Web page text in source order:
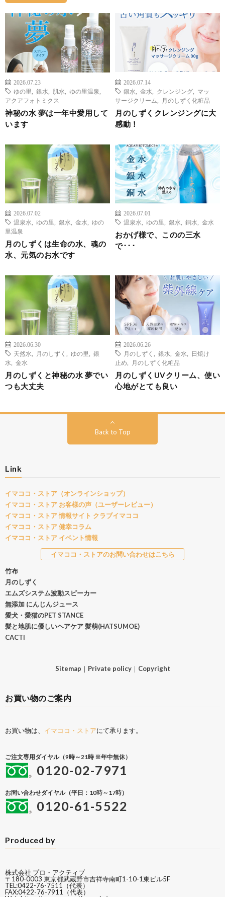
2026.07.23
ゆの里
銀水 肌水 ゆの里温泉
アクアフォトミクス
神秘の水 夢は一年中愛用して
います
2026.07.14
銀水
金水 クレンジング
マッ
サージクリーム
月のしずく化粧品
月のしずくクレンジングに大
感動！
2026.07.02
温泉水
ゆの里 銀水 金水
ゆの
里温泉
月のしずくは生命の水、魂の
水、元気のお水です
2026.07.01
温泉水
ゆの里 銀水 銅水 金水
おかげ様で、このの三水
で･･･
2026.06.30
天然水
月のしずく ゆの里
銀
水
金水
月のしずくと神秘の水 夢でい
つも大丈夫
2026.06.26
月のしずく
銀水 金水
日焼け
止め
月のしずく化粧品
月のしずくUVクリーム、使い
心地がとても良い
Back to Top
Link
イマココ・ストア（オンラインショップ）
イマココ・ストア お客様の声（ユーザーレビュー）
イマココ・ストア 情報サイト クラブイマココ
イマココ・ストア 健幸コラム
イマココ・ストア イベント情報
イマココ・ストアのお問い合わせはこちら
竹布
月のしずく
エムズシステム波動スピーカー
無添加 にんじんジュース
愛犬・愛猫のPET STANCE
髪と地肌に優しいヘアケア 髪萌(HATSUMOE)
CACTI
Sitemap ｜ Private policy｜ Copyright
お買い物のご案内
お買い物は、 イマココ・ストアにて承ります。
ご注文専用ダイヤル（9時～21時 ※年中無休）
0120-02-7971
お問い合わせダイヤル（平日：10時～17時）
0120-61-5522
Produced by
株式会社 プロ・アクティブ
〒180-0003 東京都武蔵野市吉祥寺南町1-10-1東ビル5F
TEL:0422-76-7511（代表）
FAX:0422-76-7911（代表）